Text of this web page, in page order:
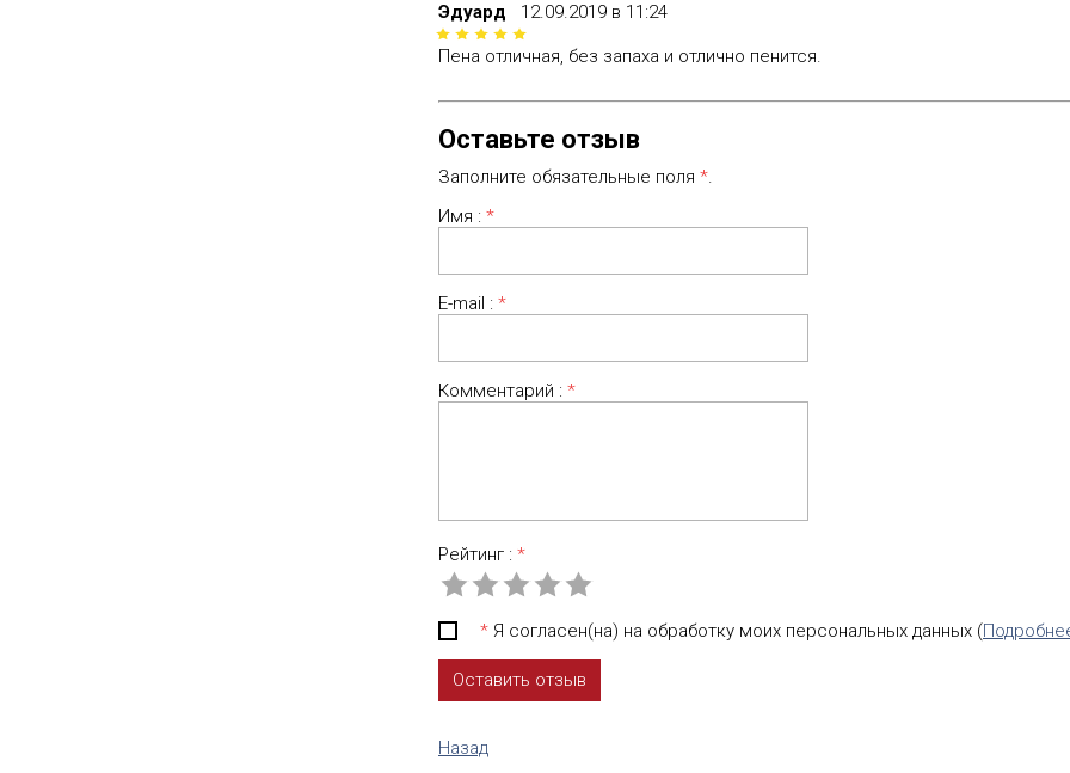
Эдуард 12.09.2019 в 11:24
Пена отличная, без запаха и отлично пенится.
Оставьте отзыв
Заполните обязательные поля *
Имя : *
E-mail : *
Комментарий : *
Рейтинг : *
* Я согласен(на) на обработку моих персональных данных (
Назад